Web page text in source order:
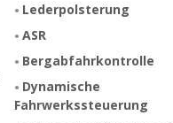
Lederpolsterung
ASR
Bergabfahrkontrolle
Dynamische
Fahrwerkssteuerung